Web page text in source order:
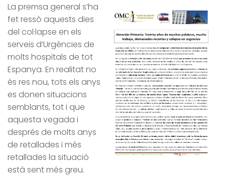
La premsa general s’ha
fet ressò aquests dies
del col·lapse en els
serveis d’Urgències de
molts hospitals de tot
Espanya. En realitat no
és res nou, tots els anys
es donen situacions
semblants, tot i que
aquesta vegada i
després de molts anys
de retallades i més
retallades la situació
està sent més greu.